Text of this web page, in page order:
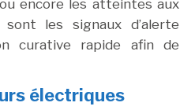
encore les atteintes aux
les signaux d’alerte
curative rapide afin de
électriques